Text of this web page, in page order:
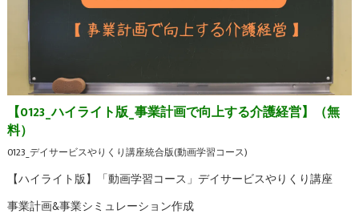
【0123_ハイライト版_事業計画で向上する介護経営】（無
料）
0123_デイサービスやりくり講座統合版(動画学習コース)
【ハイライト版】「動画学習コース」デイサービスやりくり講座
事業計画&事業シミュレーション作成